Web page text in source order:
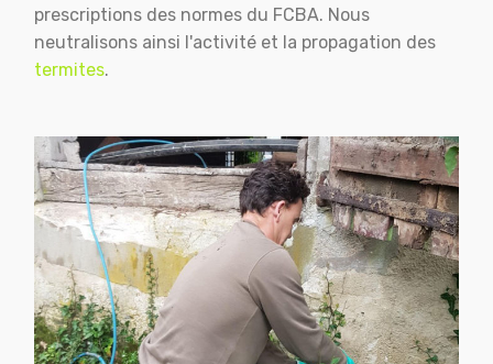
prescriptions des normes du FCBA. Nous
neutralisons ainsi l'activité et la propagation des
termites.